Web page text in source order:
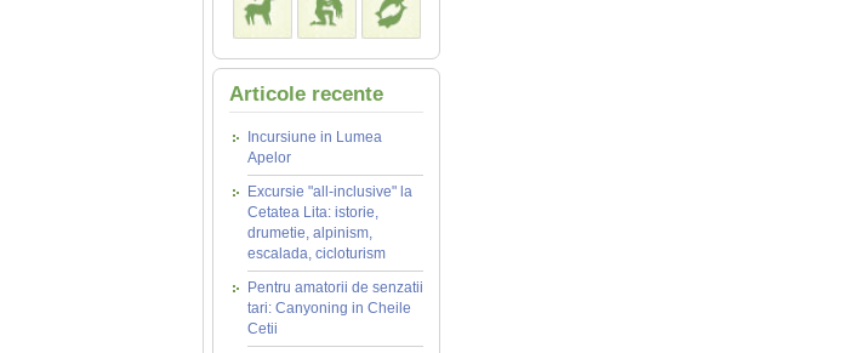
Articole recente
Incursiune in Lumea
Apelor
Excursie "all-inclusive" la
Cetatea Lita: istorie,
drumetie, alpinism,
escalada, cicloturism
Pentru amatorii de senzatii
tari: Canyoning in Cheile
Cetii